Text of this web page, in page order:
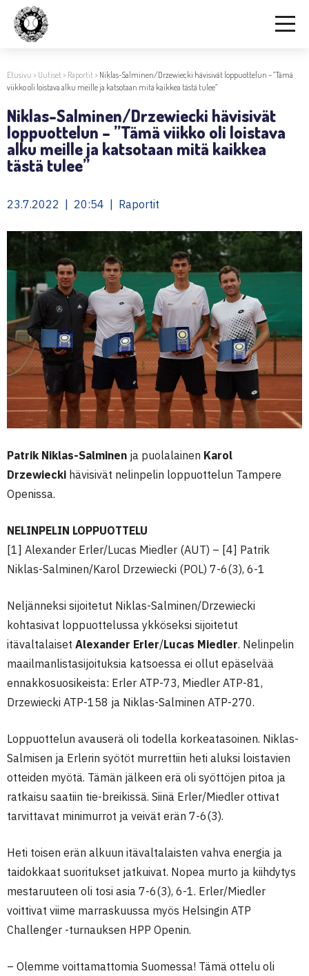
Etusivu > Uutiset> Raportit> Niklas-Salminen/Drzewiecki hävisivät loppuottelun – ”Tämä
viikko oli loistava alku meille ja katsotaan mitä kaikkea tästä tulee”
Niklas-Salminen/Drzewiecki hävisivät
loppuottelun – ”Tämä viikko oli loistava
alku meille ja katsotaan mitä kaikkea
tästä tulee”
23.7.2022 | 20:54 | Raportit
Patrik Niklas-Salminen ja puolalainen Karol
Drzewiecki hävisivät nelinpelin loppuottelun Tampere
Openissa.
NELINPELIN LOPPUOTTELU
[1] Alexander Erler/Lucas Miedler (AUT) – [4] Patrik
Niklas-Salminen/Karol Drzewiecki (POL) 7-6(3), 6-1
Neljänneksi sijoitetut Niklas-Salminen/Drzewiecki
kohtasivat loppuottelussa ykköseksi sijoitetut
itävaltalaiset Alexander Erler/Lucas Miedler. Nelinpelin
maailmanlistasijoituksia katsoessa ei ollut epäselvää
ennakkosuosikeista: Erler ATP-73, Miedler ATP-81,
Drzewiecki ATP-158 ja Niklas-Salminen ATP-270.
Loppuottelun avauserä oli todella korkeatasoinen. Niklas-
Salmisen ja Erlerin syötöt murrettiin heti aluksi loistavien
otteiden myötä. Tämän jälkeen erä oli syöttöjen pitoa ja
ratkaisu saatiin tie-breikissä. Siinä Erler/Miedler ottivat
tarvittavat minimurrot ja veivät erän 7-6(3).
Heti toisen erän alkuun itävaltalaisten vahva energia ja
taidokkaat suoritukset jatkuivat. Nopea murto ja kiihdytys
mestaruuteen oli tosi asia 7-6(3), 6-1. Erler/Miedler
voittivat viime marraskuussa myös Helsingin ATP
Challenger -turnauksen HPP Openin.
– Olemme voittamattomia Suomessa! Tämä ottelu oli